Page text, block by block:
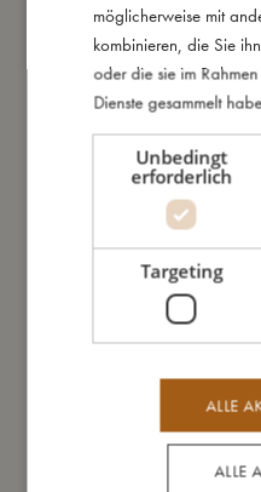
Das könnte
möglicherweise mit
kombinieren, die Sie
oder die sie im
Dienste gesammelt
Unbedingt
erforderlich
Targeting
ALLE
ALLE